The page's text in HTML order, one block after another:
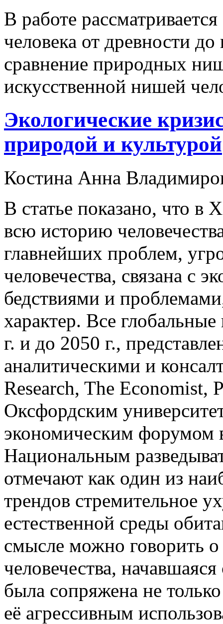
В работе
человека от древности
сравнение природных
искусственной нишей
Экологические
природой и культурой
Костина Анна
В статье показано, что в
всю историю
главнейших проблем,
человечества, связана с
бедствиями и
характер. Все
г. и до 2050 г.,
аналитическими и
Research, The Economist,
Оксфордским
экономическим форумом
Национальным
отмечают как один из
трендов стремительное
естественной среды
смысле можно говорить о
человечества,
была сопряжена не
её агрессивным